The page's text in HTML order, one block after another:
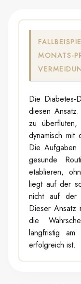
Die Diabetes-
diesen
zu überfluten,
dynamisch mit
Die Aufgaben
gesunde
etablieren,
liegt auf der
nicht auf der
Dieser Ansatz
die
langfristig
erfolgreich ist.